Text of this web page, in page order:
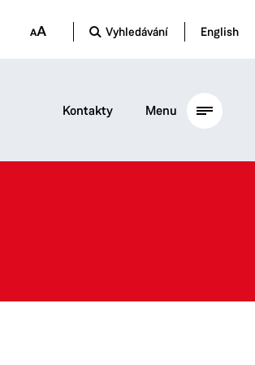
Vyhledávání English
Kontakty Menu